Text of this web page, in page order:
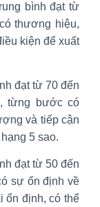
bình đạt từ
thương hiệu,
kiện để xuất
đạt từ 70 đến
từng bước có
và tiếp cận
5 sao.
đạt từ 50 đến
sự ổn định về
ổn định, có thể